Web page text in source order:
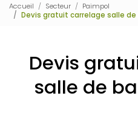
Accueil Secteur
Paimpol
Devis gratuit carrelage salle de
Devis
salle de